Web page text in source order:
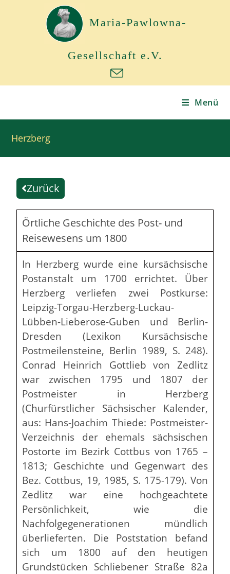
Maria-Pawlowna-
Gesellschaft e.V.
Menü
Herzberg
Zurück
Örtliche Geschichte des Post- und
Reisewesens um 1800
In Herzberg wurde eine kursächsische
Postanstalt um 1700 errichtet. Über
Herzberg verliefen zwei Postkurse:
Leipzig-Torgau-Herzberg-Luckau-
Lübben-Lieberose-Guben und Berlin-
Dresden (Lexikon Kursächsische
Postmeilensteine, Berlin 1989, S. 248).
Conrad Heinrich Gottlieb von Zedlitz
war zwischen 1795 und 1807 der
Postmeister in Herzberg
(Churfürstlicher Sächsischer Kalender,
aus: Hans-Joachim Thiede: Postmeister-
Verzeichnis der ehemals sächsischen
Postorte im Bezirk Cottbus von 1765 –
1813; Geschichte und Gegenwart des
Bez. Cottbus, 19, 1985, S. 175-179). Von
Zedlitz war eine hochgeachtete
Persönlichkeit, wie die
Nachfolgegenerationen mündlich
überlieferten. Die Poststation befand
sich um 1800 auf den heutigen
Grundstücken Schliebener Straße 82a